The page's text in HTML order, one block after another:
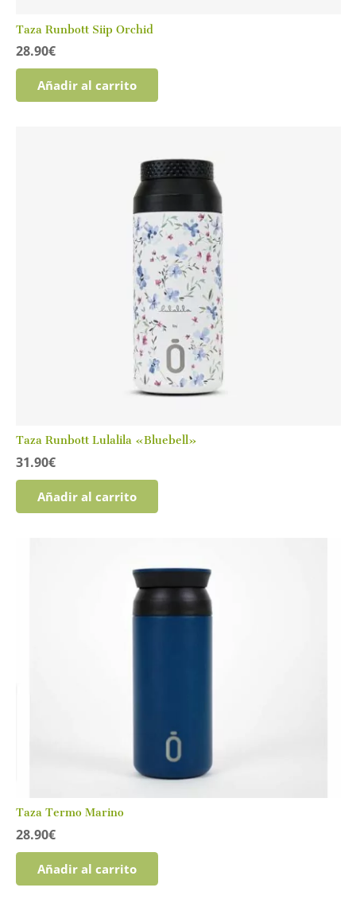
Taza Runbott Siip Orchid
28.90€
Añadir al carrito
Taza Runbott Lulalila «Bluebell»
31.90€
Añadir al carrito
Taza Termo Marino
28.90€
Añadir al carrito